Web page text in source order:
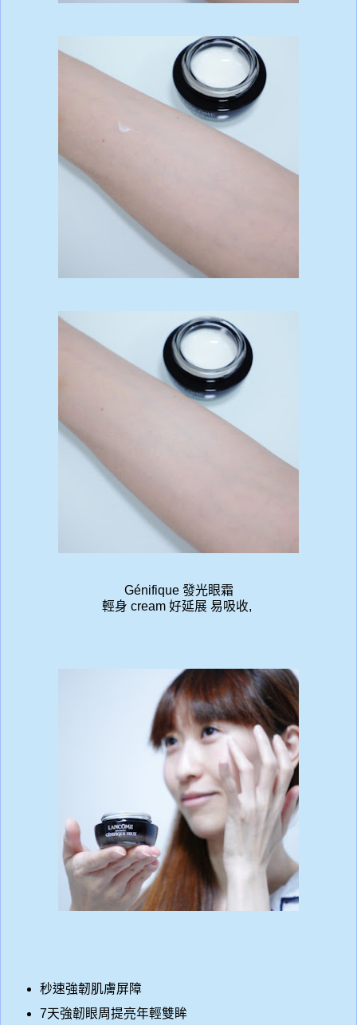
Génifique 發光眼霜
輕身 cream 好延展 易吸收,
秒速強韌肌膚屏障
7天強韌眼周提亮年輕雙眸